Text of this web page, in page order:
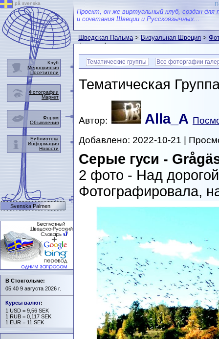
Проект, он же виртуальный клуб, создан для
и сочетания Швеции и Русскоязычных...
Шведская Пальма>Визуальная Швеция>
фотографии
Тематические группы Все фоторгафии
Тематическая
Автор: Alla_A
Добавлено: 2022-10-21 |
Серые гуси -
2 фото - Над
Фотографировала,
på svenska
Клуб
Мероприятия
Посетители
Фотографии
Маркет
Форум
Объявления
Библиотека
Информация
Новости
Svenska Palmen
В Стокгольме:
05:40 9 августа 2026 г.
Курсы валют:
1 USD = 9,56 SEK
1 RUB = 0,117 SEK
1 EUR = 11 SEK